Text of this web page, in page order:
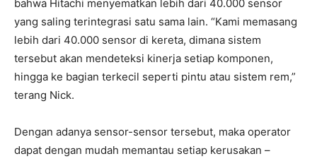
bahwa Hitachi menyematkan lebih dari 40.000 sensor
yang saling terintegrasi satu sama lain. “Kami memasang
lebih dari 40.000 sensor di kereta, dimana sistem
tersebut akan mendeteksi kinerja setiap komponen,
hingga ke bagian terkecil seperti pintu atau sistem rem,”
terang Nick.
Dengan adanya sensor-sensor tersebut, maka operator
dapat dengan mudah memantau setiap kerusakan –